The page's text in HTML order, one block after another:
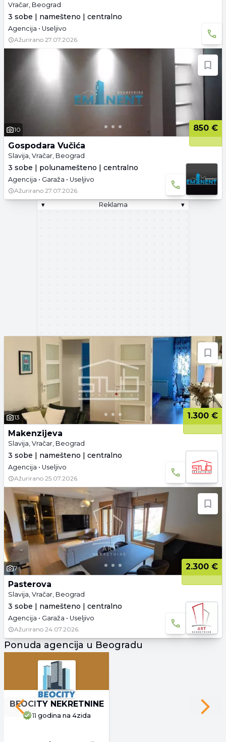
Vračar, Beograd
3 sobe | namešteno | centralno
Agencija • Useljivo
Ažurirano 27.07.2026.
10
850 €
Gospodara Vučića
Slavija, Vračar, Beograd
3 sobe | polunamešteno | centralno
Agencija • Garaža • Useljivo
Ažurirano 27.07.2026.
▾
Reklama ▾
13
1.300 €
Makenzijeva
Slavija, Vračar, Beograd
3 sobe | namešteno | centralno
Agencija • Useljivo
Ažurirano 25.07.2026.
7
2.300 €
Pasterova
Slavija, Vračar, Beograd
3 sobe | namešteno | centralno
Agencija • Garaža • Useljivo
Ažurirano 24.07.2026.
Ponuda agencija u Beogradu
BEOCITY NEKRETNINE
11 godina na 4zida
Previous slide Next